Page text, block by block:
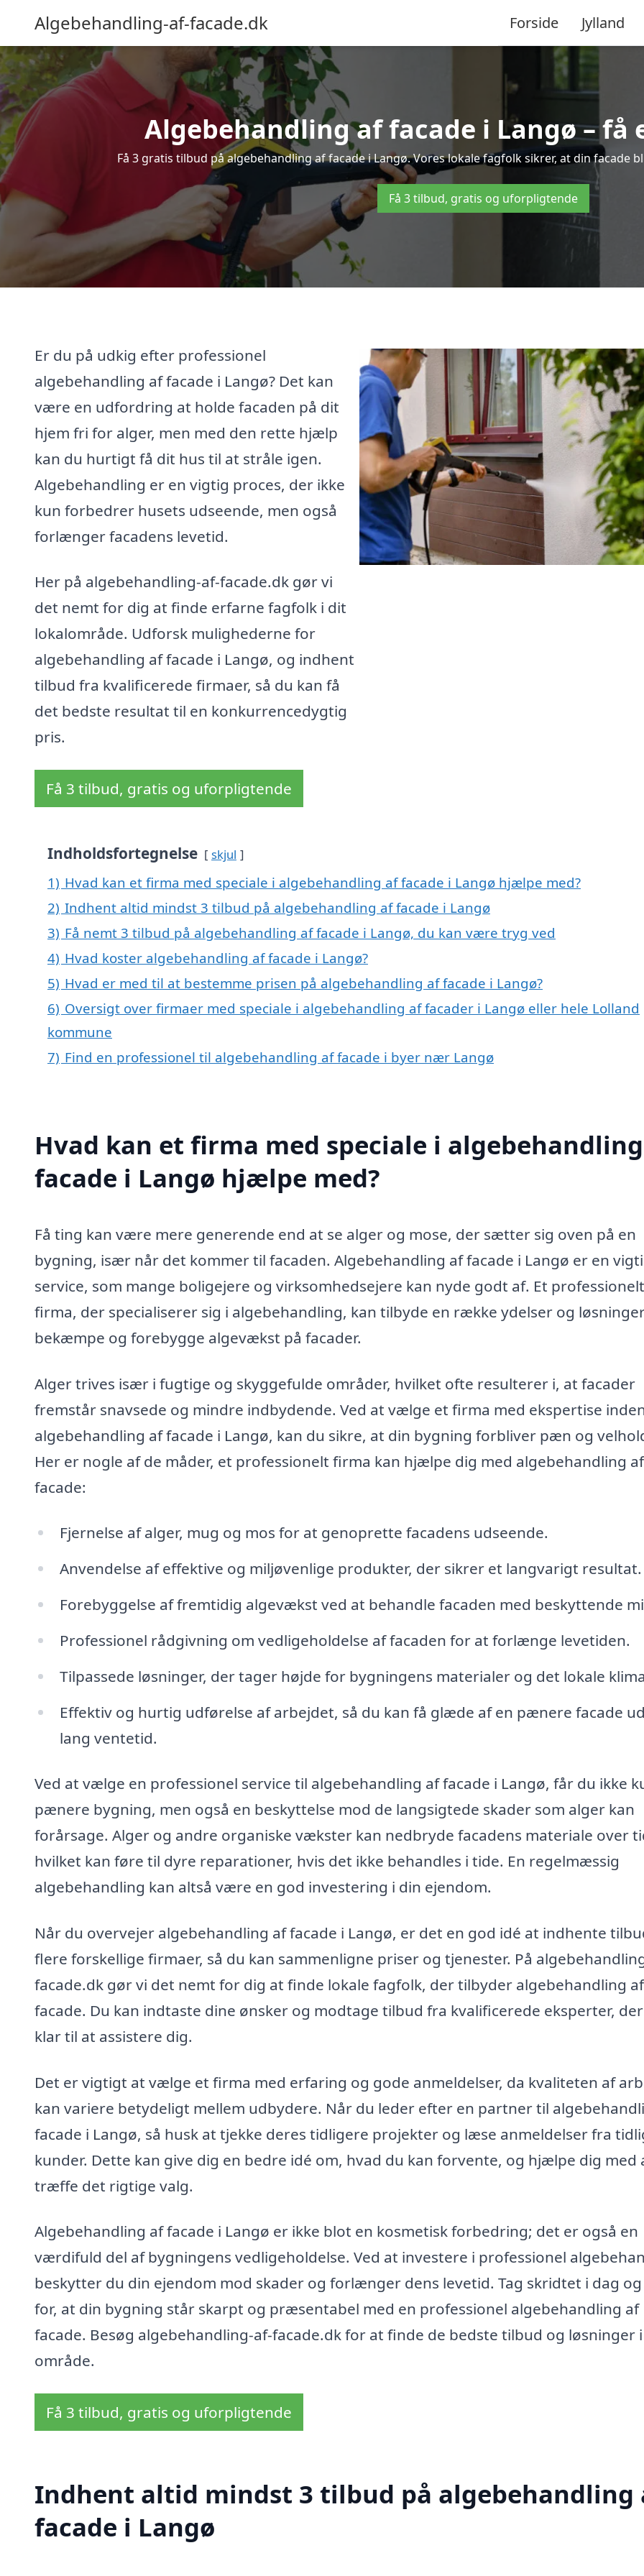
Algebehandling-af-facade.dk Forside Jylland
Algebehandling af facade i Langø –
Få 3 gratis tilbud på algebehandling af facade i Langø. Vores lokale fagfolk sikrer, at din facade
Få 3 tilbud, gratis og uforpligtende
Er du på udkig efter professionel
algebehandling af facade i Langø? Det kan
være en udfordring at holde facaden på dit
hjem fri for alger, men med den rette hjælp
kan du hurtigt få dit hus til at stråle igen.
Algebehandling er en vigtig proces, der ikke
kun forbedrer husets udseende, men også
forlænger facadens levetid.
Her på algebehandling-af-facade.dk gør vi
det nemt for dig at finde erfarne fagfolk i dit
lokalområde. Udforsk mulighederne for
algebehandling af facade i Langø, og indhent
tilbud fra kvalificerede firmaer, så du kan få
det bedste resultat til en konkurrencedygtig
pris.
Få 3 tilbud, gratis og uforpligtende
Indholdsfortegnelse skjul
1) Hvad kan et firma med speciale i algebehandling af facade i Langø hjælpe med?
2) Indhent altid mindst 3 tilbud på algebehandling af facade i Langø
3) Få nemt 3 tilbud på algebehandling af facade i Langø, du kan være tryg ved
4) Hvad koster algebehandling af facade i Langø?
5) Hvad er med til at bestemme prisen på algebehandling af facade i Langø?
6) Oversigt over firmaer med speciale i algebehandling af facader i Langø eller hele Lolland
kommune
7) Find en professionel til algebehandling af facade i byer nær Langø
Hvad kan et firma med speciale i
facade i Langø hjælpe med?
Få ting kan være mere generende end at se alger og mose, der sætter sig oven på en
bygning, især når det kommer til facaden. Algebehandling af facade i Langø er en
service, som mange boligejere og virksomhedsejere kan nyde godt af. Et professionelt
firma, der specialiserer sig i algebehandling, kan tilbyde en række ydelser og
bekæmpe og forebygge algevækst på facader.
Alger trives især i fugtige og skyggefulde områder, hvilket ofte resulterer i, at facader
fremstår snavsede og mindre indbydende. Ved at vælge et firma med ekspertise
algebehandling af facade i Langø, kan du sikre, at din bygning forbliver pæn og
Her er nogle af de måder, et professionelt firma kan hjælpe dig med algebehandling af
facade:
Fjernelse af alger, mug og mos for at genoprette facadens udseende.
Anvendelse af effektive og miljøvenlige produkter, der sikrer et langvarigt resultat.
Forebyggelse af fremtidig algevækst ved at behandle facaden med beskyttende
Professionel rådgivning om vedligeholdelse af facaden for at forlænge levetiden.
Tilpassede løsninger, der tager højde for bygningens materialer og det lokale
Effektiv og hurtig udførelse af arbejdet, så du kan få glæde af en pænere facade
lang ventetid.
Ved at vælge en professionel service til algebehandling af facade i Langø, får du ikke
pænere bygning, men også en beskyttelse mod de langsigtede skader som alger kan
forårsage. Alger og andre organiske vækster kan nedbryde facadens materiale over
hvilket kan føre til dyre reparationer, hvis det ikke behandles i tide. En regelmæssig
algebehandling kan altså være en god investering i din ejendom.
Når du overvejer algebehandling af facade i Langø, er det en god idé at indhente
flere forskellige firmaer, så du kan sammenligne priser og tjenester. På
facade.dk gør vi det nemt for dig at finde lokale fagfolk, der tilbyder algebehandling af
facade. Du kan indtaste dine ønsker og modtage tilbud fra kvalificerede eksperter,
klar til at assistere dig.
Det er vigtigt at vælge et firma med erfaring og gode anmeldelser, da kvaliteten af
kan variere betydeligt mellem udbydere. Når du leder efter en partner til
facade i Langø, så husk at tjekke deres tidligere projekter og læse anmeldelser fra
kunder. Dette kan give dig en bedre idé om, hvad du kan forvente, og hjælpe dig med
træffe det rigtige valg.
Algebehandling af facade i Langø er ikke blot en kosmetisk forbedring; det er også en
værdifuld del af bygningens vedligeholdelse. Ved at investere i professionel
beskytter du din ejendom mod skader og forlænger dens levetid. Tag skridtet i dag
for, at din bygning står skarpt og præsentabel med en professionel algebehandling af
facade. Besøg algebehandling-af-facade.dk for at finde de bedste tilbud og løsninger
område.
Få 3 tilbud, gratis og uforpligtende
Indhent altid mindst 3 tilbud på algebehandling
facade i Langø